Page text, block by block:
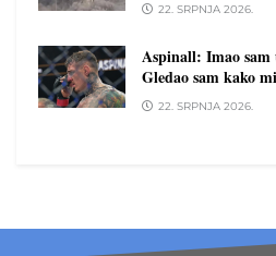
22. SRPNJA 2026.
Aspinall: Imao sam
Gledao sam kako
22. SRPNJA 2026.